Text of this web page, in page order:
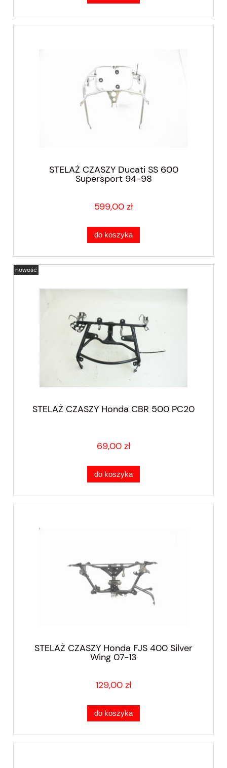
STELAŻ CZASZY Ducati SS 600
Supersport 94-98
599,00 zł
do koszyka
STELAŻ CZASZY Honda CBR 500 PC20
69,00 zł
do koszyka
nowość
STELAŻ CZASZY Honda FJS 400 Silver
Wing 07-13
129,00 zł
do koszyka